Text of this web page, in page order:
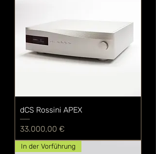
dCS Rossini APEX
Preis
33.000,00 €
In der Vorführung